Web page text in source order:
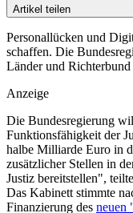
Artikel teilen
Personallücken und
schaffen. Die
Länder und Richterbund
Anzeige
Die Bundesregierung
Funktionsfähigkeit der
halbe Milliarde Euro in
zusätzlicher Stellen in
Justiz bereitstellen",
Das Kabinett stimmte
Finanzierung des neuen